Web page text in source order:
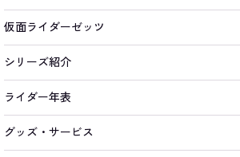
仮面ライダーゼッツ
シリーズ紹介
ライダー年表
グッズ・サービス